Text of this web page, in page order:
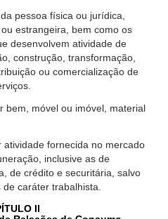
pessoa física ou jurídica,
estrangeira, bem como os
desenvolvem atividade de
construção, transformação,
ou comercialização de
bem, móvel ou imóvel, material
atividade fornecida no mercado
inclusive as de
de crédito e securitária, salvo
caráter trabalhista.
II